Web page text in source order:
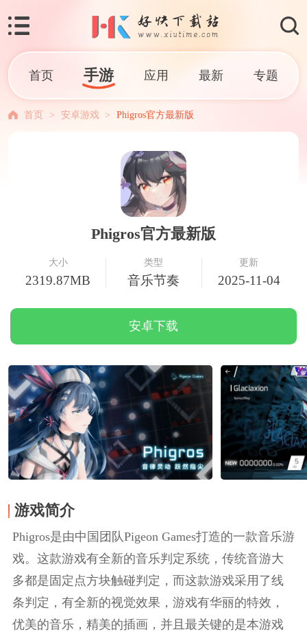
首页 手游 应用 最新 专题
首页 > 安卓游戏 > Phigros官方最新版
Phigros官方最新版
大小
2319.87MB
类型
音乐节奏
更新
2025-11-04
安卓下载
游戏简介
Phigros是由中国团队Pigeon Games打造的一款音乐游
戏。这款游戏有全新的音乐判定系统，传统音游大
多都是固定点方块触碰判定，而这款游戏采用了线
条判定，有全新的视觉效果，游戏有华丽的特效，
优美的音乐，精美的插画，并且最关键的是本游戏